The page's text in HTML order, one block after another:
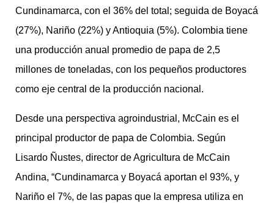
Cundinamarca, con el 36% del total; seguida de Boyacá
(27%), Nariño (22%) y Antioquia (5%). Colombia tiene
una producción anual promedio de papa de 2,5
millones de toneladas, con los pequeños productores
como eje central de la producción nacional.
Desde una perspectiva agroindustrial, McCain es el
principal productor de papa de Colombia. Según
Lisardo Ñustes, director de Agricultura de McCain
Andina, “Cundinamarca y Boyacá aportan el 93%, y
Nariño el 7%, de las papas que la empresa utiliza en